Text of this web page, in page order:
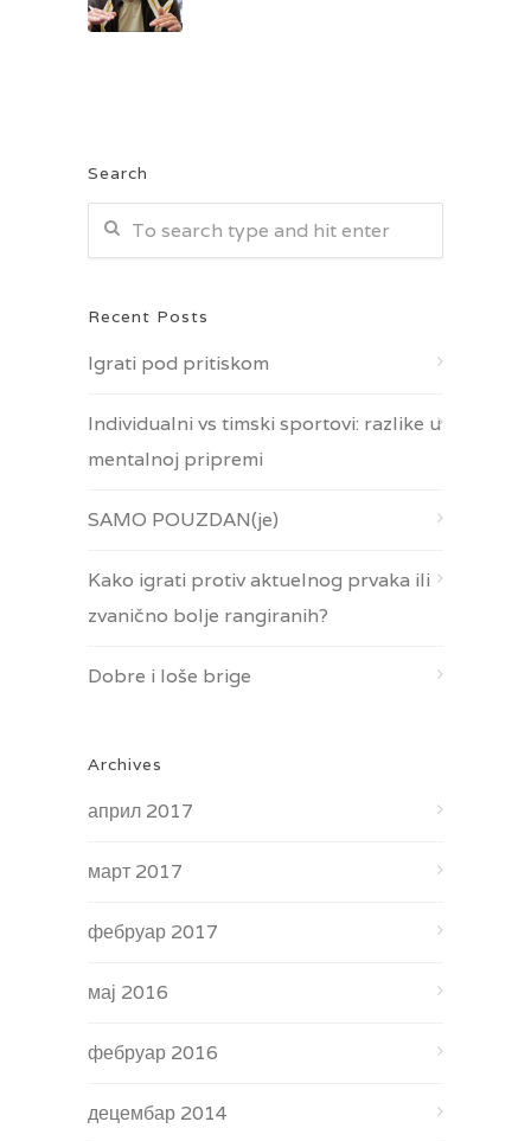
Search
Recent Posts
Igrati pod pritiskom
Individualni vs timski sportovi: razlike u
mentalnoj pripremi
SAMO POUZDAN(je)
Kako igrati protiv aktuelnog prvaka ili
zvanično bolje rangiranih?
Dobre i loše brige
Archives
април 2017
март 2017
фебруар 2017
мај 2016
фебруар 2016
децембар 2014